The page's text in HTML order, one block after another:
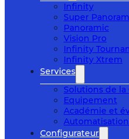
Infinity
Super
Panoramic
Vision Pro
Infinity
Infinity Xtrem
Services
Solutions de la
Equipement
Académie et
Configurateur